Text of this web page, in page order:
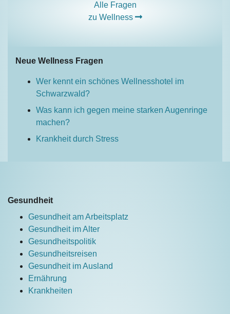
Neue Wellness Fragen
Wer kennt ein schönes Wellnesshotel im
Schwarzwald?
Was kann ich gegen meine starken Augenringe
machen?
Krankheit durch Stress
Alle Fragen
zu Wellness
Gesundheit
Gesundheit am Arbeitsplatz
Gesundheit im Alter
Gesundheitspolitik
Gesundheitsreisen
Gesundheit im Ausland
Ernährung
Krankheiten